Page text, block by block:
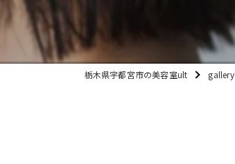
栃木県宇都宮市の美容室ult gallery